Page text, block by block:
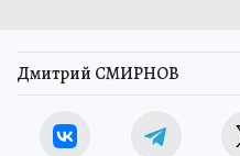
Дмитрий СМИРНОВ